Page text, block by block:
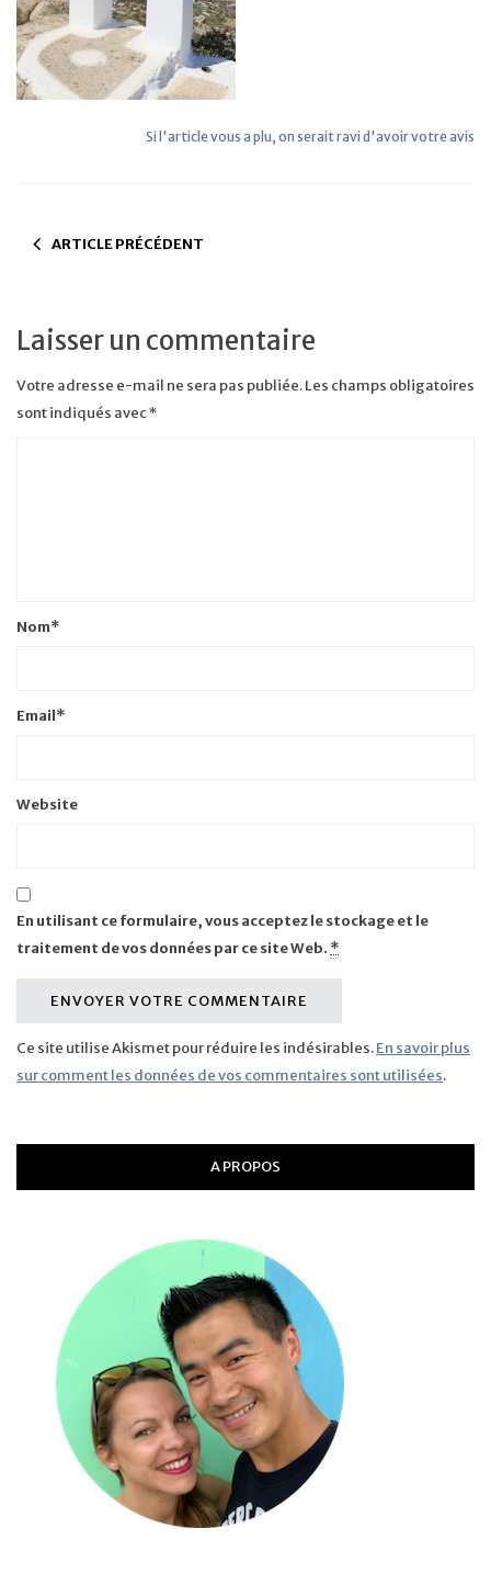
Si l'article vous a plu, on serait ravi d'avoir votre avis
ARTICLE PRÉCÉDENT
Laisser un commentaire
Votre adresse e-mail ne sera pas publiée.Les champs obligatoires
sont indiqués avec*
Nom*
Email*
Website
En utilisant ce formulaire, vous acceptez le stockage et le
traitement de vos données par ce site Web. *
Ce site utilise Akismet pour réduire les indésirables.En savoir plus
sur comment les données de vos commentaires sont utilisées.
A PROPOS